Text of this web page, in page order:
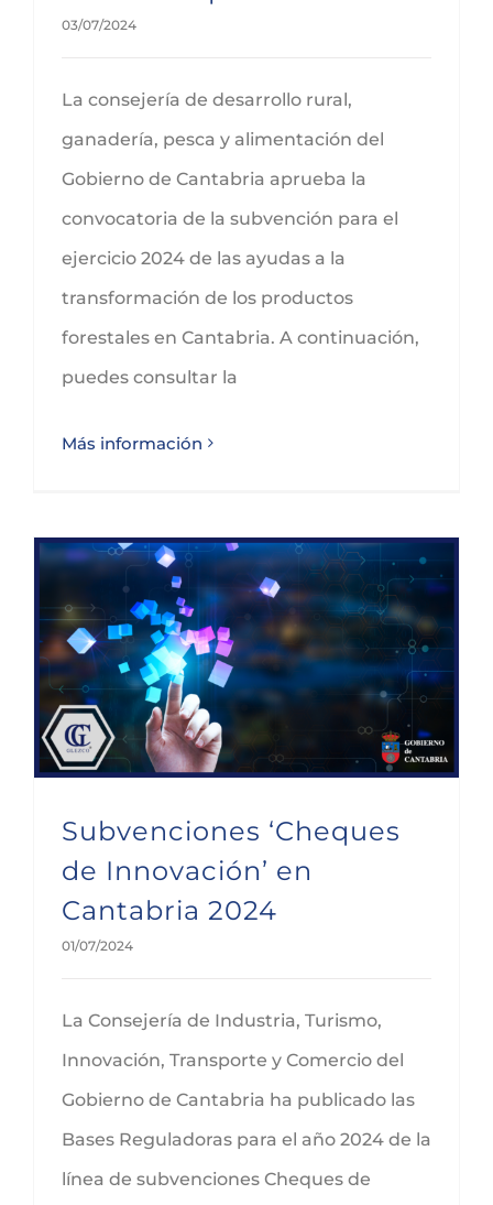
03/07/2024
La consejería de desarrollo rural,
ganadería, pesca y alimentación del
Gobierno de Cantabria aprueba la
convocatoria de la subvención para el
ejercicio 2024 de las ayudas a la
transformación de los productos
forestales en Cantabria. A continuación,
puedes consultar la
Más información
Subvenciones ‘Cheques
de Innovación’ en
Cantabria 2024
01/07/2024
La Consejería de Industria, Turismo,
Innovación, Transporte y Comercio del
Gobierno de Cantabria ha publicado las
Bases Reguladoras para el año 2024 de la
línea de subvenciones Cheques de